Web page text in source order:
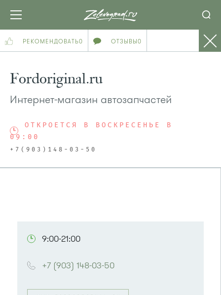
РЕКОМЕНДОВАТЬ0 ОТЗЫВЫ0
Fordoriginal.ru
Интернет-магазин автозапчастей
ОТКРОЕТСЯ В ВОСКРЕСЕНЬЕ В
09:00
+7(903)148-03-50
9:00-21:00
+7 (903) 148-03-50